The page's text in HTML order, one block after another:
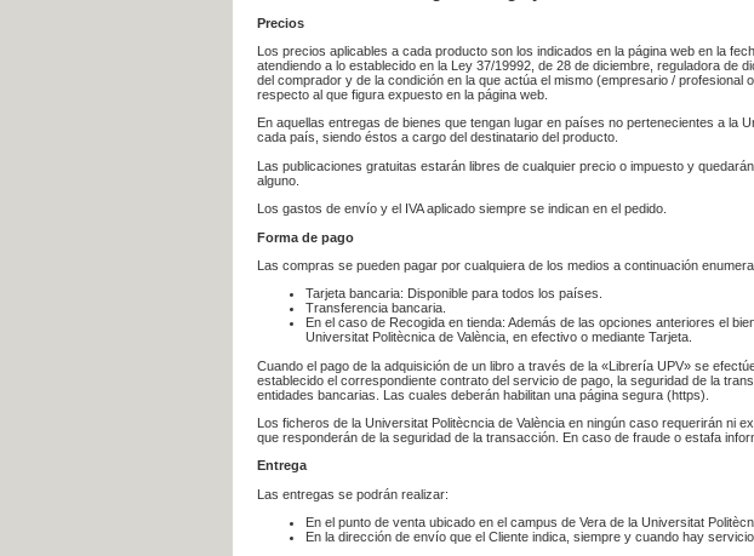
Precios
Los precios aplicables a cada producto son los indicados en la página web en la
atendiendo a lo establecido en la Ley 37/19992, de 28 de diciembre, reguladora de
del comprador y de la condición en la que actúa el mismo (empresario /
respecto al que figura expuesto en la página web.
En aquellas entregas de bienes que tengan lugar en países no pertenecientes a
cada país, siendo éstos a cargo del destinatario del producto.
Las publicaciones gratuitas estarán libres de cualquier precio o impuesto y
alguno.
Los gastos de envío y el IVA aplicado siempre se indican en el pedido.
Forma de pago
Las compras se pueden pagar por cualquiera de los medios a continuación
Tarjeta bancaria: Disponible para todos los países.
Transferencia bancaria.
En el caso de Recogida en tienda: Además de las opciones anteriores el
Universitat Politècnica de València, en efectivo o mediante Tarjeta.
Cuando el pago de la adquisición de un libro a través de la «Librería UPV» se
establecido el correspondiente contrato del servicio de pago, la seguridad de la
entidades bancarias. Las cuales deberán habilitan una página segura (https).
Los ficheros de la Universitat Politècncia de València en ningún caso requerirán ni
que responderán de la seguridad de la transacción. En caso de fraude o estafa
Entrega
Las entregas se podrán realizar:
En el punto de venta ubicado en el campus de Vera de la Universitat
En la dirección de envío que el Cliente indica, siempre y cuando hay